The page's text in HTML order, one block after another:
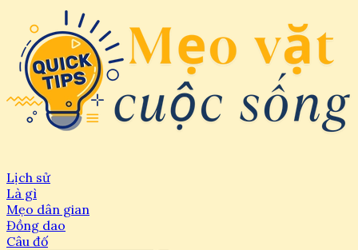
Lịch sử
Là gì
Mẹo dân gian
Đồng dao
Câu đố